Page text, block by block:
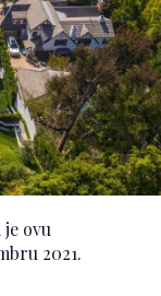
ovu
2021.